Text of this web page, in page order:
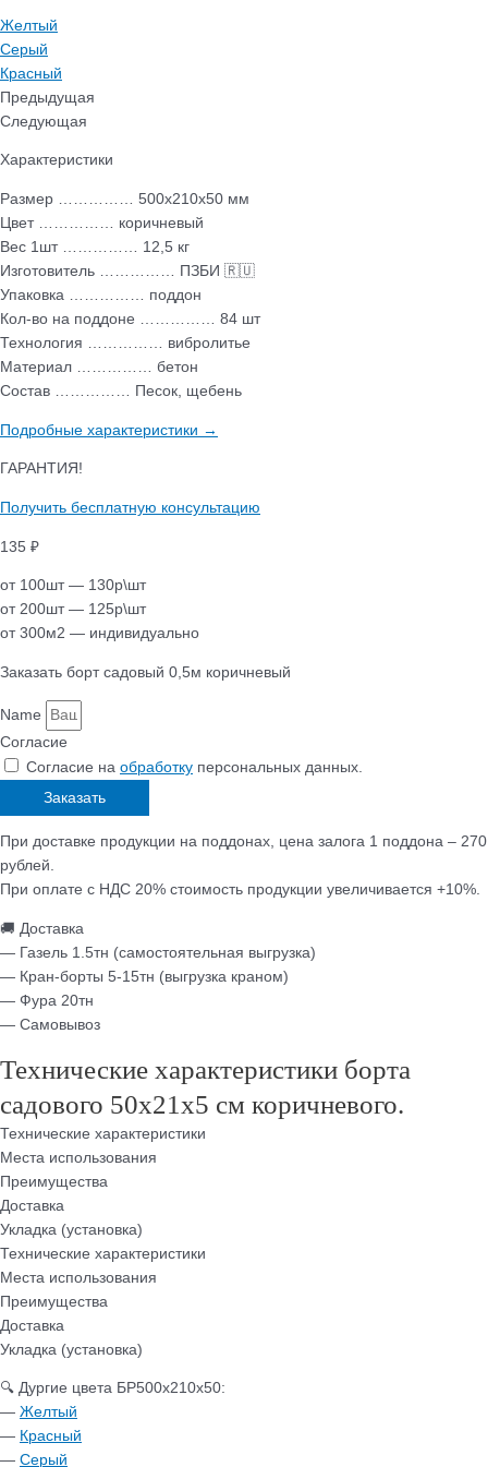
Желтый
Серый
Красный
Предыдущая
Следующая
Характеристики
Размер …………… 500х210х50 мм
Цвет …………… коричневый
Вес 1шт …………… 12,5 кг
Изготовитель …………… ПЗБИ 🇷🇺
Упаковка …………… поддон
Кол-во на поддоне …………… 84 шт
Технология …………… вибролитье
Материал …………… бетон
Состав …………… Песок, щебень
Подробные характеристики →
ГАРАНТИЯ!
Получить бесплатную консультацию
135 ₽
от 100шт — 130р\шт
от 200шт — 125р\шт
от 300м2 — индивидуально
Заказать борт садовый 0,5м коричневый
Name
Согласие
Согласие на обработку персональных данных.
Заказать
При доставке продукции на поддонах, цена залога 1 поддона – 270
рублей.
При оплате с НДС 20% стоимость продукции увеличивается +10%.
🚚 Доставка
— Газель 1.5тн (самостоятельная выгрузка)
— Кран-борты 5-15тн (выгрузка краном)
— Фура 20тн
— Самовывоз
Технические характеристики борта
садового 50х21х5 см коричневого.
Технические характеристики
Места использования
Преимущества
Доставка
Укладка (установка)
Технические характеристики
Места использования
Преимущества
Доставка
Укладка (установка)
🔍 Дургие цвета БР500х210х50:
— Желтый
— Красный
— Серый